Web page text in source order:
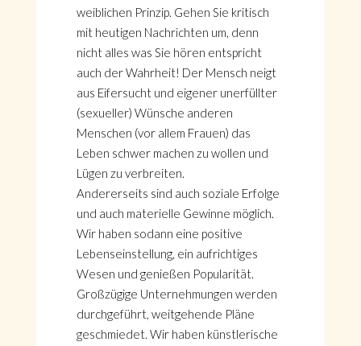
weiblichen Prinzip. Gehen Sie kritisch
mit heutigen Nachrichten um, denn
nicht alles was Sie hören entspricht
auch der Wahrheit! Der Mensch neigt
aus Eifersucht und eigener unerfüllter
(sexueller) Wünsche anderen
Menschen (vor allem Frauen) das
Leben schwer machen zu wollen und
Lügen zu verbreiten.
Andererseits sind auch soziale Erfolge
und auch materielle Gewinne möglich.
Wir haben sodann eine positive
Lebenseinstellung, ein aufrichtiges
Wesen und genießen Popularität.
Großzügige Unternehmungen werden
durchgeführt, weitgehende Pläne
geschmiedet. Wir haben künstlerische